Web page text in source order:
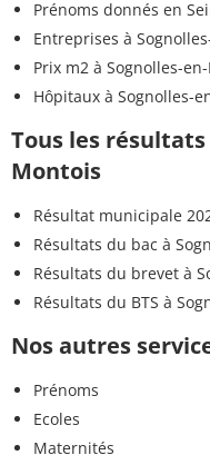
Prénoms donnés en
Entreprises à
Prix m2 à Sognolles-
Hôpitaux à Sognolles-
Tous les
Montois
Résultat municipale
Résultats du bac à
Résultats du brevet à
Résultats du BTS à
Nos autres
Prénoms
Ecoles
Maternités